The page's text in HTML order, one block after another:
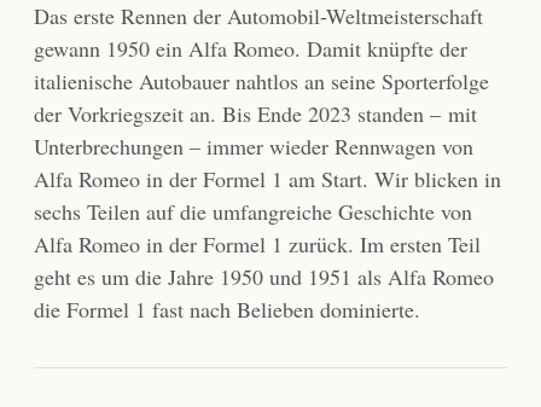
Das erste Rennen der Automobil-Weltmeisterschaft
gewann 1950 ein Alfa Romeo. Damit knüpfte der
italienische Autobauer nahtlos an seine Sporterfolge
der Vorkriegszeit an. Bis Ende 2023 standen – mit
Unterbrechungen – immer wieder Rennwagen von
Alfa Romeo in der Formel 1 am Start. Wir blicken in
sechs Teilen auf die umfangreiche Geschichte von
Alfa Romeo in der Formel 1 zurück. Im ersten Teil
geht es um die Jahre 1950 und 1951 als Alfa Romeo
die Formel 1 fast nach Belieben dominierte.